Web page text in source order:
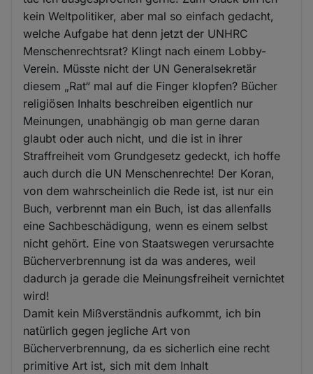
kein Weltpolitiker, aber mal so einfach gedacht,
welche Aufgabe hat denn jetzt der UNHRC
Menschenrechtsrat? Klingt nach einem Lobby-
Verein. Müsste nicht der UN Generalsekretär
diesem „Rat“ mal auf die Finger klopfen? Bücher
religiösen Inhalts beschreiben eigentlich nur
Meinungen, unabhängig ob man gerne daran
glaubt oder auch nicht, und die ist in ihrer
Straffreiheit vom Grundgesetz gedeckt, ich hoffe
auch durch die UN Menschenrechte! Der Koran,
von dem wahrscheinlich die Rede ist, ist nur ein
Buch, verbrennt man ein Buch, ist das allenfalls
eine Sachbeschädigung, wenn es einem selbst
nicht gehört. Eine von Staatswegen verursachte
Bücherverbrennung ist da was anderes, weil
dadurch ja gerade die Meinungsfreiheit vernichtet
wird!
Damit kein Mißverständnis aufkommt, ich bin
natürlich gegen jegliche Art von
Bücherverbrennung, da es sicherlich eine recht
primitive Art ist, sich mit dem Inhalt